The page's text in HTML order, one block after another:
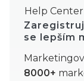
Help Center
se lepším
8000+